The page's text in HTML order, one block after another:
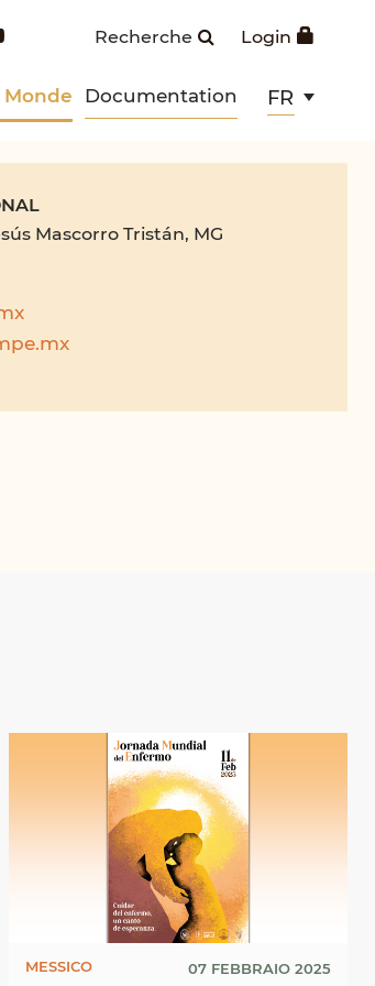
Login
Recherche
Monde Documentation FR
Mascorro Tristán, MG
MESSICO 07 FEBBRAIO 2025